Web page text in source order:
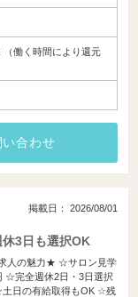
（働く時間により還元
い合わせ
掲載日： 2026/08/01
3日も選択OK
人の魅力★ ☆サロン見学
☆完全週休2日・3日選択
日の有給取得もOK ☆残